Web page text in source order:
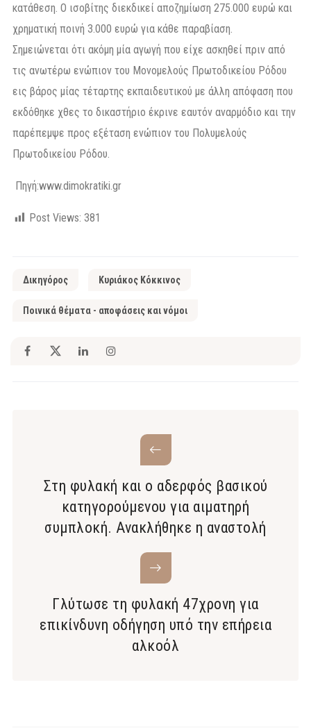
κατάθεση. Ο ισοβίτης διεκδικεί αποζημίωση 275.000 ευρώ και
χρηματική ποινή 3.000 ευρώ για κάθε παραβίαση.
Σημειώνεται ότι ακόμη μία αγωγή που είχε ασκηθεί πριν από
τις ανωτέρω ενώπιον του Μονομελούς Πρωτοδικείου Ρόδου
εις βάρος μίας τέταρτης εκπαιδευτικού με άλλη απόφαση που
εκδόθηκε χθες το δικαστήριο έκρινε εαυτόν αναρμόδιο και την
παρέπεμψε προς εξέταση ενώπιον του Πολυμελούς
Πρωτοδικείου Ρόδου.
Πηγή:www.dimokratiki.gr
Post Views: 381
Δικηγόρος Κυριάκος Κόκκινος
Ποινικά θέματα - αποφάσεις και νόμοι
Στη φυλακή και ο αδερφός βασικού
κατηγορούμενου για αιματηρή
συμπλοκή. Ανακλήθηκε η αναστολή
Γλύτωσε τη φυλακή 47χρονη για
επικίνδυνη οδήγηση υπό την επήρεια
αλκοόλ